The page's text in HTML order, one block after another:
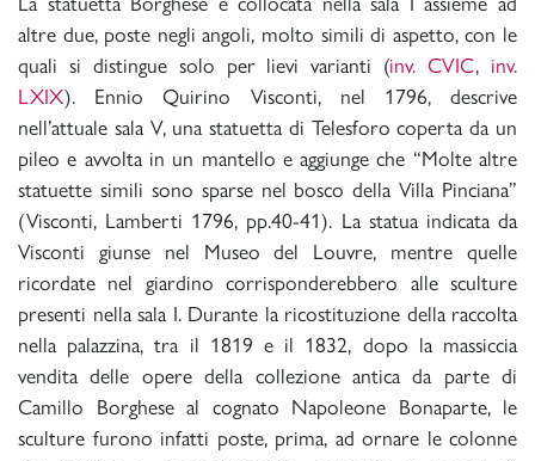
altre due, poste negli angoli, molto simili di aspetto, con le
quali si distingue solo per lievi varianti (inv. CVIC, inv.
LXIX). Ennio Quirino Visconti, nel 1796, descrive
nell’attuale sala V, una statuetta di Telesforo coperta da un
pileo e avvolta in un mantello e aggiunge che “Molte altre
statuette simili sono sparse nel bosco della Villa Pinciana”
(Visconti, Lamberti 1796, pp.40-41). La statua indicata da
Visconti giunse nel Museo del Louvre, mentre quelle
ricordate nel giardino corrisponderebbero alle sculture
presenti nella sala I. Durante la ricostituzione della raccolta
nella palazzina, tra il 1819 e il 1832, dopo la massiccia
vendita delle opere della collezione antica da parte di
Camillo Borghese al cognato Napoleone Bonaparte, le
sculture furono infatti poste, prima, ad ornare le colonne